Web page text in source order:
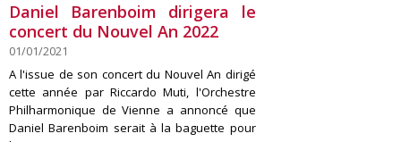
Daniel Barenboim dirigera le
concert du Nouvel An 2022
01/01/2021
A l'issue de son concert du Nouvel An dirigé
cette année par Riccardo Muti, l'Orchestre
Philharmonique de Vienne a annoncé que
Daniel Barenboim serait à la baguette pour